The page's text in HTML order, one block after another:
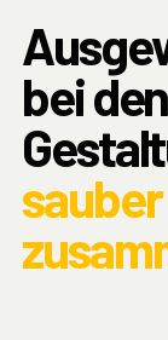
bei
sauber